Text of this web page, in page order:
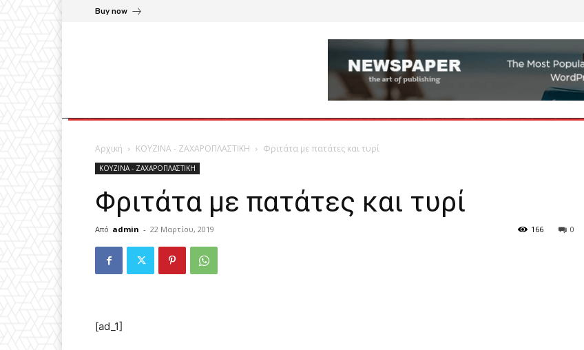
Buy now
Αρχική ΚΟΥΖΙΝΑ - ΖΑΧΑΡΟΠΛΑΣΤΙΚΗ Φριτάτα µε πατάτες και τυρί
ΚΟΥΖΙΝΑ - ΖΑΧΑΡΟΠΛΑΣΤΙΚΗ
Φριτάτα µε πατάτες και τυρί
Από admin - 22 Μαρτίου, 2019 0
166
[ad_1]